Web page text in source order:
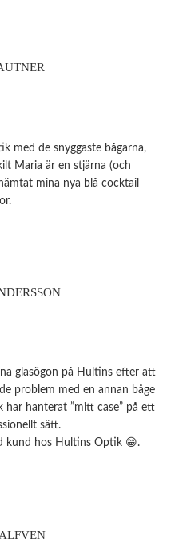
med de snyggaste bågarna,
Maria är en stjärna (och
mina nya blå cocktail
glasögon på Hultins efter att
problem med en annan båge
hanterat ”mitt case” på ett
sätt.
kund hos Hultins Optik 😁.